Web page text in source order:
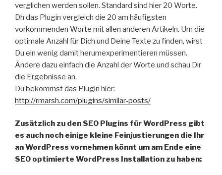
verglichen werden sollen. Standard sind hier 20 Worte.
Dh das Plugin vergleich die 20 am häufigsten
vorkommenden Worte mit allen anderen Artikeln. Um die
optimale Anzahl für Dich und Deine Texte zu finden, wirst
Du ein wenig damit herumexperimentieren müssen.
Ändere dazu einfach die Anzahl der Worte und schau Dir
die Ergebnisse an.
Du bekommst das Plugin hier:
http://rmarsh.com/plugins/similar-posts/
Zusätzlich zu den SEO Plugins für WordPress gibt
es auch noch einige kleine Feinjustierungen die Ihr
an WordPress vornehmen könnt um am Ende eine
SEO optimierte WordPress Installation zu haben: